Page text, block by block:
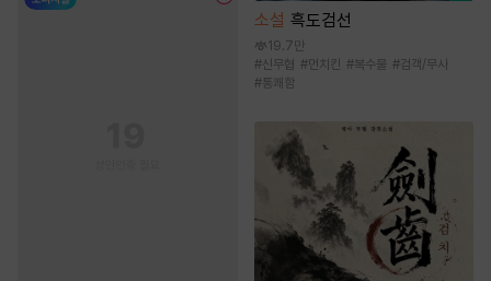
소설 흑도검선
19.7만
#신무협 #먼치킨 #복수물 #검객/무사
#통쾌함